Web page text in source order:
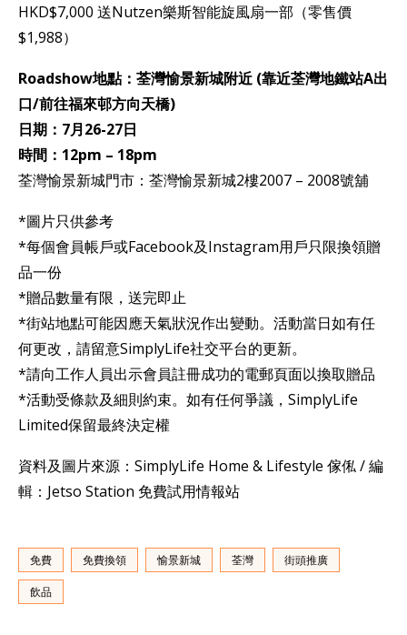
HKD$7,000 送Nutzen樂斯智能旋風扇一部（零售價
$1,988）
Roadshow地點：荃灣愉景新城附近 (靠近荃灣地鐵站A出
口/前往福來邨方向天橋)
日期：7月26-27日
時間：12pm – 18pm
荃灣愉景新城門市：荃灣愉景新城2樓2007 – 2008號舖
*圖片只供參考
*每個會員帳戶或Facebook及Instagram用戶只限換領贈
品一份
*贈品數量有限，送完即止
*街站地點可能因應天氣狀況作出變動。活動當日如有任
何更改，請留意SimplyLife社交平台的更新。
*請向工作人員出示會員註冊成功的電郵頁面以換取贈品
*活動受條款及細則約束。如有任何爭議，SimplyLife
Limited保留最終決定權
資料及圖片來源：SimplyLife Home & Lifestyle 傢俬 / 編
輯：Jetso Station 免費試用情報站
免費 免費換領 愉景新城 荃灣 街頭推廣
飲品